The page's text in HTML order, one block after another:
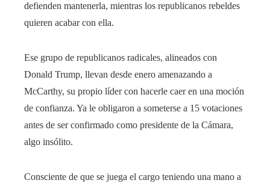
defienden mantenerla, mientras los republicanos rebeldes
quieren acabar con ella.
Ese grupo de republicanos radicales, alineados con
Donald Trump, llevan desde enero amenazando a
McCarthy, su propio líder con hacerle caer en una moción
de confianza. Ya le obligaron a someterse a 15 votaciones
antes de ser confirmado como presidente de la Cámara,
algo insólito.
Consciente de que se juega el cargo teniendo una mano a